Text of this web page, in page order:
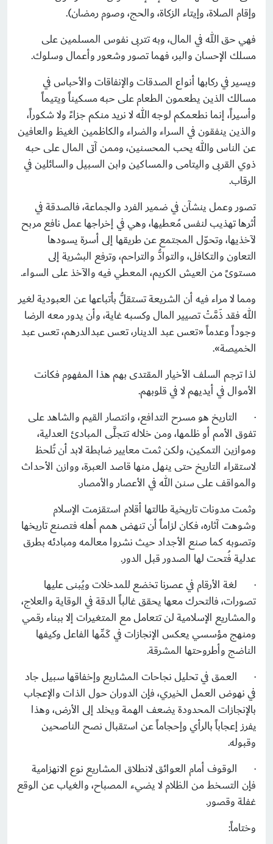
وإقام الصلاة، وإيتاء الزكاة، والحج، وصوم رمضان).
فهي حق الله في المال، وبه تتربى نفوس المسلمين على
مسلك الإحسان والبر، فهما تصور وشعور وأعمال وسلوك.
ويسير في ركابها أنواع الصدقات والإنفاقات والأحباس في
مسالك الذين يطعمون الطعام على حبه مسكيناً ويتيماً
وأسيراً، إنما نطعمكم لوجه الله لا نريد منكم جزاءً ولا شكوراً،
والذين ينفقون في السراء والضراء والكاظمين الغيظ والعافين
عن الناس والله يحب المحسنين، وممن آتى المال على حبه
ذوي القربى واليتامى والمساكين وابن السبيل والسائلين في
الرقاب.
تصور وعمل ينشآن في ضمير الفرد والجماعة، فالصدقة في
أثرها تهذيب لنفس مُعطيها، وهي في إخراجها عمل نافع مربح
لآخذيها، وتحوّل المجتمع عن طريقها إلى أسرة يسودها
التعاون والتكافل، والتوادُّ والتراحم، وترفع البشرية إلى
مستوىً من العيش الكريم، المعطي فيه والآخذ على السواء.
ومما لا مراء فيه أن الشريعة تستقلُّ بأتباعها عن العبودية لغير
الله فقد ذَمَّتْ تصيير المال وكسبه غاية، وأن يدور معه الرضا
وجوداً وعدماً «تعس عبد الدينار، تعس عبدالدرهم، تعس عبد
الخميصة».
لذا ترجم السلف الأخيار المقتدى بهم هذا المفهوم فكانت
الأموال في أيديهم لا في قلوبهم.
· التاريخ هو مسرح التدافع، وانتصار القيم والشاهد على
تفوق الأمم أو ظلمها، ومن خلاله تتجلَّى المبادئ العدلية،
وموازين التمكين، ولكن ثمت معايير ضابطة لابد أن تُلحظ
لاستقراء التاريخ حتى ينهل منها قاصد العبرة، ووازن الأحداث
والمواقف على سنن الله في الأعصار والأمصار.
وثمت مدونات تاريخية طالتها أقلام استقزمت الإسلام
وشوهت آثاره، فكان لزاماً أن تنهض همم أهله فتصنع تاريخها
وتصوبه كما صنع الأجداد حيث نشروا معالمه ومبادئه بطرق
عدلية فُتحت لها الصدور قبل الدور.
· لغة الأرقام في عصرنا تخضع للمدخلات ويُبنى عليها
تصورات، فالتحرك معها يحقق غالباً الدقة في الوقاية والعلاج،
والمشاريع الإسلامية لن تتعامل مع المتغيرات إلا ببناء رقمي
ومنهج مؤسسي يعكس الإنجازات في كَمِّها الفاعل وكيفها
الناضج وأطروحتها المشرقة.
· العمق في تحليل نجاحات المشاريع وإخفاقها سبيل جاد
في نهوض العمل الخيري، فإن الدوران حول الذات والإعجاب
بالإنجازات المحدودة يضعف الهمة ويخلد إلى الأرض، وهذا
يفرز إعجاباً بالرأي وإحجاماً عن استقبال نصح الناصحين
وقبوله.
· الوقوف أمام العوائق لانطلاق المشاريع نوع الانهزامية
فإن التسخط من الظلام لا يضيء المصباح، والغياب عن الوقع
غفلة وقصور.
وختاماً: